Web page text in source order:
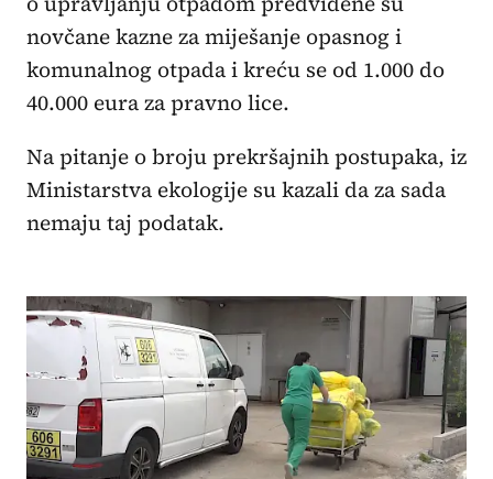
novčane kazne za miješanje opasnog i
komunalnog otpada i kreću se od 1.000 do
40.000 eura za pravno lice.
Na pitanje o broju prekršajnih postupaka, iz
Ministarstva ekologije su kazali da za sada
nemaju taj podatak.